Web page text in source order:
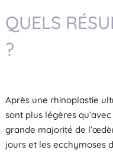
QUELS
?
Après une rhinoplastie
sont plus légères
grande majorité de
jours et les ecchymoses